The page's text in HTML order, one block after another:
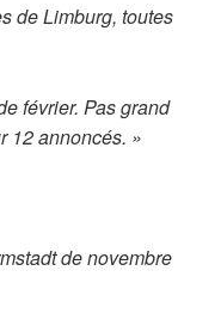
de Limburg, toutes
février. Pas grand
12 annoncés. »
de novembre